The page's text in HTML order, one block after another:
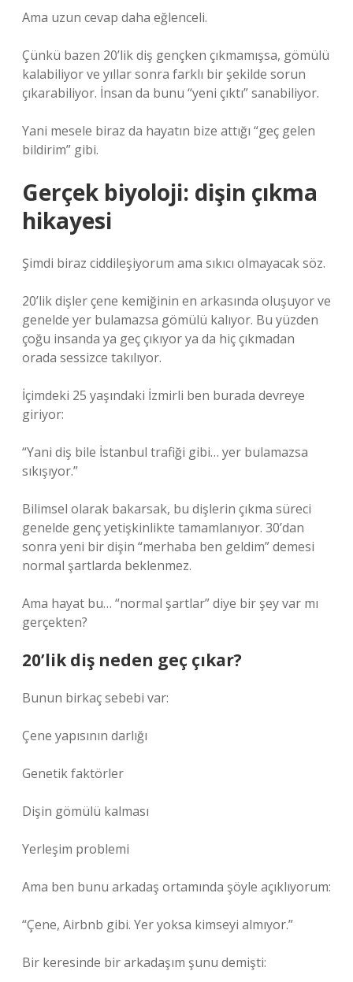
Ama uzun cevap daha eğlenceli.
Çünkü bazen 20’lik diş gençken çıkmamışsa, gömülü
kalabiliyor ve yıllar sonra farklı bir şekilde sorun
çıkarabiliyor. İnsan da bunu “yeni çıktı” sanabiliyor.
Yani mesele biraz da hayatın bize attığı “geç gelen
bildirim” gibi.
Gerçek biyoloji: dişin çıkma
hikayesi
Şimdi biraz ciddileşiyorum ama sıkıcı olmayacak söz.
20’lik dişler çene kemiğinin en arkasında oluşuyor ve
genelde yer bulamazsa gömülü kalıyor. Bu yüzden
çoğu insanda ya geç çıkıyor ya da hiç çıkmadan
orada sessizce takılıyor.
İçimdeki 25 yaşındaki İzmirli ben burada devreye
giriyor:
“Yani diş bile İstanbul trafiği gibi… yer bulamazsa
sıkışıyor.”
Bilimsel olarak bakarsak, bu dişlerin çıkma süreci
genelde genç yetişkinlikte tamamlanıyor. 30’dan
sonra yeni bir dişin “merhaba ben geldim” demesi
normal şartlarda beklenmez.
Ama hayat bu… “normal şartlar” diye bir şey var mı
gerçekten?
20’lik diş neden geç çıkar?
Bunun birkaç sebebi var:
Çene yapısının darlığı
Genetik faktörler
Dişin gömülü kalması
Yerleşim problemi
Ama ben bunu arkadaş ortamında şöyle açıklıyorum:
“Çene, Airbnb gibi. Yer yoksa kimseyi almıyor.”
Bir keresinde bir arkadaşım şunu demişti: